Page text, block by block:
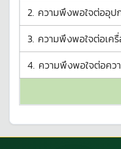
2. ความพึงพอใจต่ออุ
3. ความพึงพอใจต่อเค
4. ความพึงพอใจต่อคว